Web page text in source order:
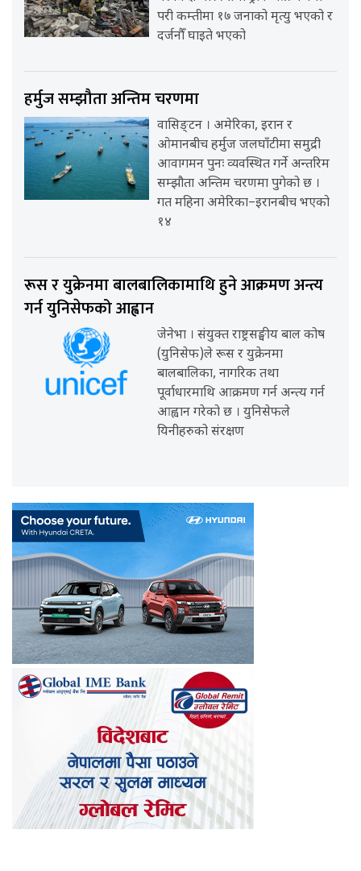
परी कम्तीमा १७ जनाको मृत्यु भएको र
दर्जनौँ घाइते भएको
हर्मुज सम्झौता अन्तिम चरणमा
वासिङ्टन । अमेरिका, इरान र
ओमानबीच हर्मुज जलघाँटीमा समुद्री
आवागमन पुनः व्यवस्थित गर्ने अन्तरिम
सम्झौता अन्तिम चरणमा पुगेको छ ।
गत महिना अमेरिका–इरानबीच भएको
१४
रूस र युक्रेनमा बालबालिकामाथि हुने आक्रमण अन्त्य
गर्न युनिसेफको आह्वान
जेनेभा । संयुक्त राष्ट्रसङ्घीय बाल कोष
(युनिसेफ)ले रूस र युक्रेनमा
बालबालिका, नागरिक तथा
पूर्वाधारमाथि आक्रमण गर्न अन्त्य गर्न
आह्वान गरेको छ । युनिसेफले
यिनीहरुको संरक्षण